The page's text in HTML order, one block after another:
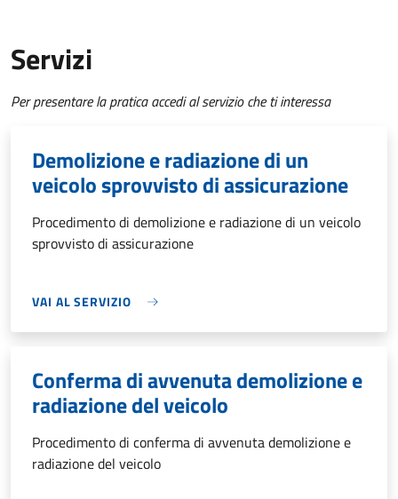
Servizi
Per presentare la pratica accedi al servizio che ti interessa
Demolizione e radiazione di un
veicolo sprovvisto di assicurazione
Procedimento di demolizione e radiazione di un veicolo
sprovvisto di assicurazione
VAI AL SERVIZIO
Conferma di avvenuta demolizione e
radiazione del veicolo
Procedimento di conferma di avvenuta demolizione e
radiazione del veicolo